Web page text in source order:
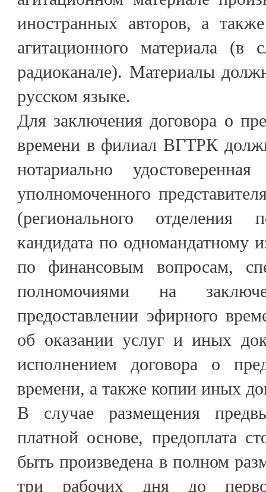
иностранных авторов, а
агитационного материала (в
радиоканале). Материалы
русском языке.
Для заключения договора о
времени в филиал ВГТРК
нотариально
уполномоченного
(регионального отделения
кандидата по одномандатному
по финансовым вопросам,
полномочиями на
предоставлении эфирного
об оказании услуг и иных
исполнением договора о
времени, а также копии иных
В случае размещения
платной основе, предоплата
быть произведена в полном
три рабочих дня до